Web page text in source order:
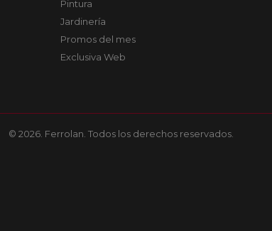
Pintura
Jardinería
Promos del mes
Exclusiva Web
© 2026. Ferrolan. Todos los derechos reservados.